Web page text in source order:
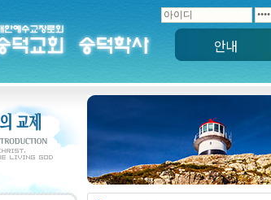
안내